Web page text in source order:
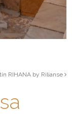
RIHANA by Rilianse